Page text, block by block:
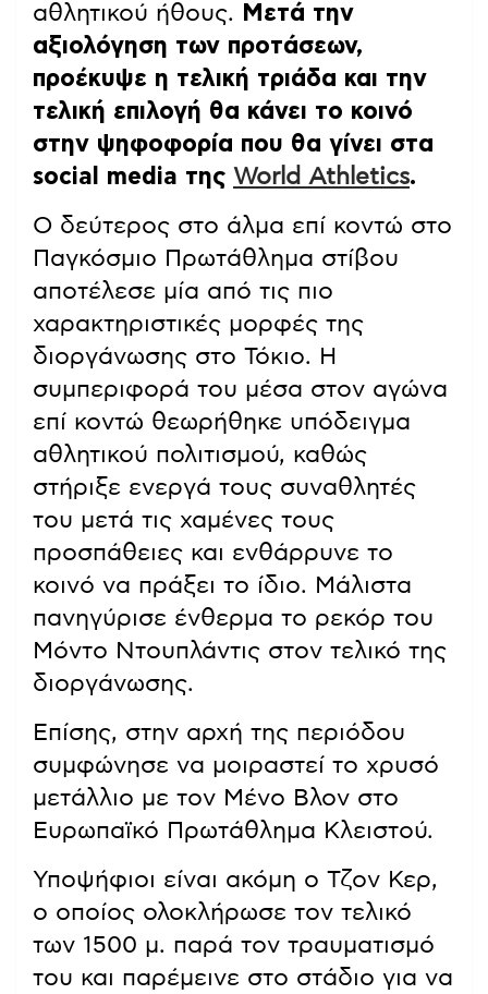
αθλητικού ήθους.
Μετά την
αξιολόγηση των προτάσεων,
προέκυψε η τελική τριάδα και την
τελική επιλογή θα κάνει το κοινό
στην ψηφοφορία που θα γίνει στα
social media της World Athletics.
Ο δεύτερος στο άλμα επί κοντώ στο
Παγκόσμιο Πρωτάθλημα στίβου
αποτέλεσε μία από τις πιο
χαρακτηριστικές μορφές της
διοργάνωσης στο Τόκιο. Η
συμπεριφορά του μέσα στον αγώνα
επί κοντώ θεωρήθηκε υπόδειγμα
αθλητικού πολιτισμού, καθώς
στήριξε ενεργά τους συναθλητές
του μετά τις χαμένες τους
προσπάθειες και ενθάρρυνε το
κοινό να πράξει το ίδιο. Μάλιστα
πανηγύρισε ένθερμα το ρεκόρ του
Μόντο Ντουπλάντις στον τελικό της
διοργάνωσης.
Επίσης, στην αρχή της περιόδου
συμφώνησε να μοιραστεί το χρυσό
μετάλλιο με τον Μένο Βλον στο
Ευρωπαϊκό Πρωτάθλημα Κλειστού.
Υποψήφιοι είναι ακόμη ο Τζον Κερ,
ο οποίος ολοκλήρωσε τον τελικό
των 1500 μ. παρά τον τραυματισμό
του και παρέμεινε στο στάδιο για να